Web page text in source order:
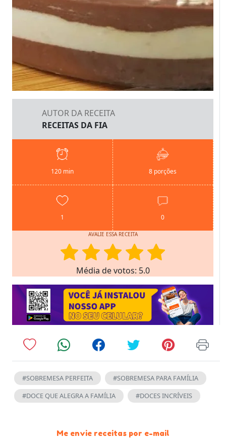
AUTOR DA RECEITA
RECEITAS DA FIA
120 min 8 porções
1 0
AVALIE ESSA RECEITA
Média de votos: 5.0
#SOBREMESA PERFEITA
#SOBREMESA PARA FAMÍLIA
#DOCE QUE ALEGRA A FAMÍLIA
#DOCES INCRÍVEIS
Me envie receitas por e-mail